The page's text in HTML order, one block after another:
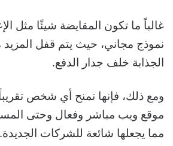
غالباً ما تكون المقايضة شيئًا مثل
نموذج مجاني، حيث يتم قفل المزيد
الجذابة خلف جدار الدفع.
ومع ذلك، فإنها تمنح أي شخص
موقع ويب مباشر وفعال وحتى
مما يجعلها شائعة للشركات الجديدة.